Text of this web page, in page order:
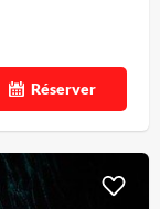
Réserver